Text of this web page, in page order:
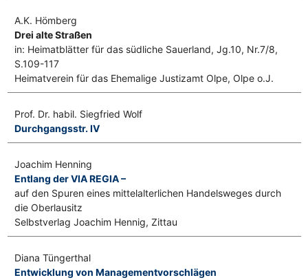
A.K. Hömberg
Drei alte Straßen
in: Heimatblätter für das südliche Sauerland, Jg.10, Nr.7/8,
S.109-117
Heimatverein für das Ehemalige Justizamt Olpe, Olpe o.J.
Prof. Dr. habil. Siegfried Wolf
Durchgangsstr. IV
Joachim Henning
Entlang der VIA REGIA –
auf den Spuren eines mittelalterlichen Handelsweges durch
die Oberlausitz
Selbstverlag Joachim Hennig, Zittau
Diana Tüngerthal
Entwicklung von Managementvorschlägen